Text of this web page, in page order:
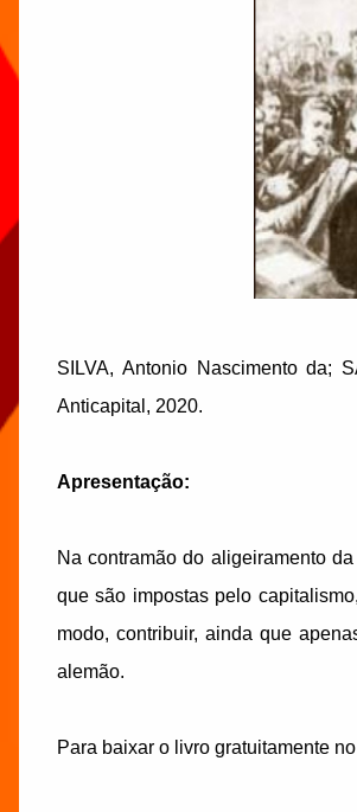
SILVA, Antonio Nascimento da;
Anticapital, 2020.
Apresentação:
Na contramão do aligeiramento
que são impostas pelo
modo, contribuir, ainda que
alemão.
Para baixar o livro gratuitamente